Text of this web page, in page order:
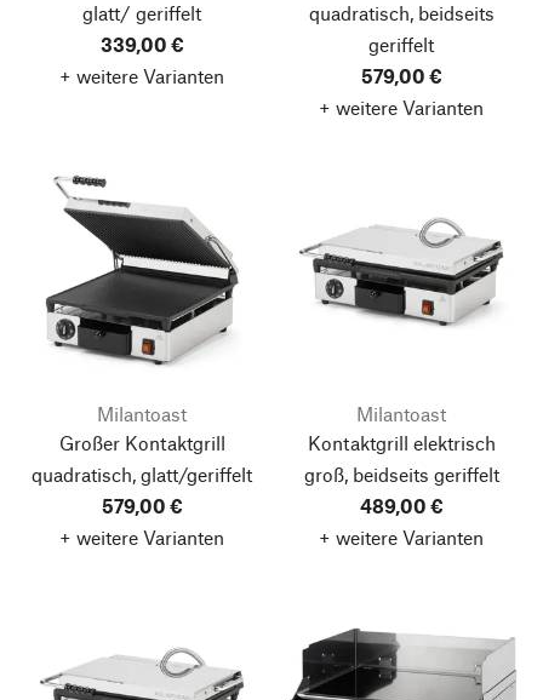
glatt/ geriffelt
339,00 €
+ weitere Varianten
quadratisch, beidseits
geriffelt
579,00 €
+ weitere Varianten
Milantoast
Großer Kontaktgrill
quadratisch, glatt/geriffelt
579,00 €
+ weitere Varianten
Milantoast
Kontaktgrill elektrisch
groß, beidseits geriffelt
489,00 €
+ weitere Varianten